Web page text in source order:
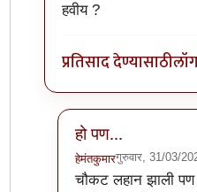
हवीय ?
प्रतिसाद देण्यासाठी
हो पण...
हेमंतकुमारगुरुवार, 31/03/
In reply to जमलीय
चौकट लहान झाली पण